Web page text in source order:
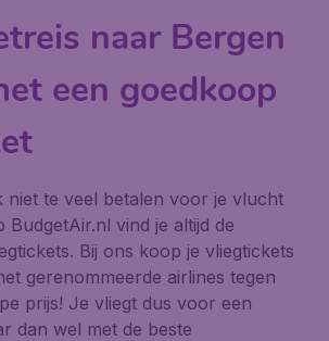
naar Bergen
een goedkoop
niet te veel betalen voor je vlucht
BudgetAir.nl vind je altijd de
Bij ons koop je vliegtickets
gerenommeerde airlines tegen
prijs! Je vliegt dus voor een
dan wel met de beste